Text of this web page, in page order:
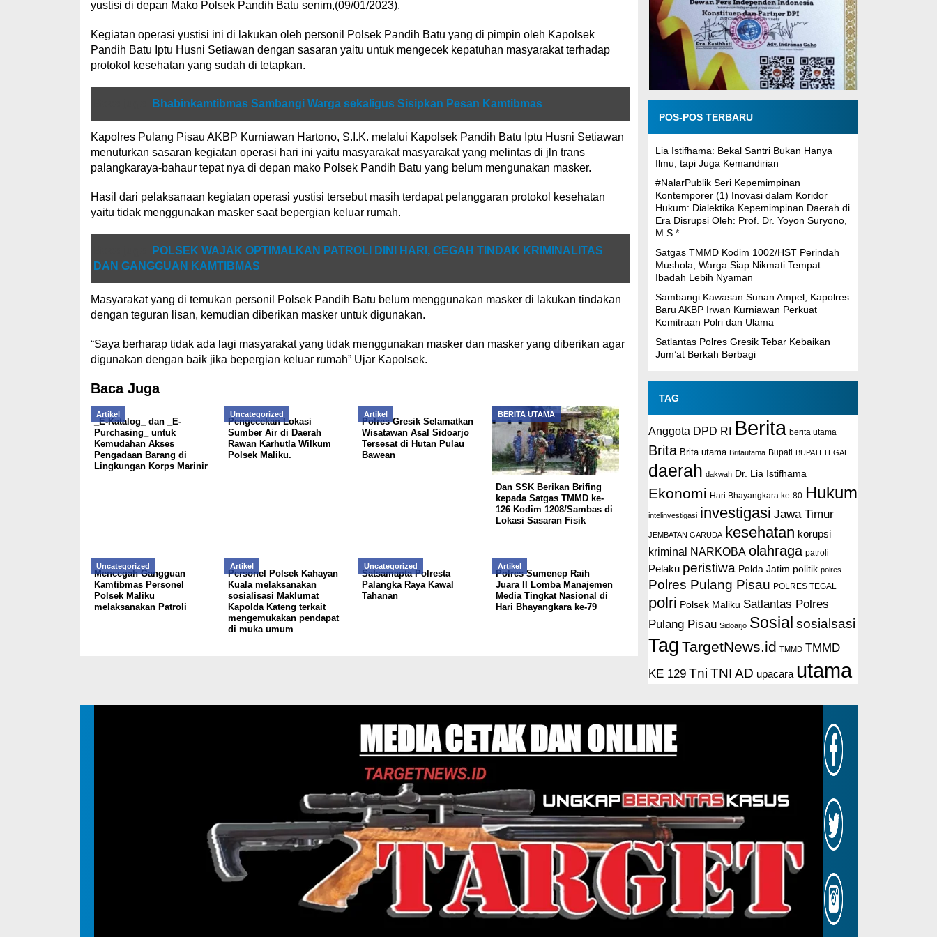
yustisi di depan Mako Polsek Pandih Batu senim,(09/01/2023).
Kegiatan operasi yustisi ini di lakukan oleh personil Polsek Pandih Batu yang di pimpin oleh Kapolsek
Pandih Batu Iptu Husni Setiawan dengan sasaran yaitu untuk mengecek kepatuhan masyarakat terhadap
protokol kesehatan yang sudah di tetapkan.
Bhabinkamtibmas Sambangi Warga sekaligus Sisipkan Pesan Kamtibmas
Kapolres Pulang Pisau AKBP Kurniawan Hartono, S.I.K. melalui Kapolsek Pandih Batu Iptu Husni Setiawan
menuturkan sasaran kegiatan operasi hari ini yaitu masyarakat masyarakat yang melintas di jln trans
palangkaraya-bahaur tepat nya di depan mako Polsek Pandih Batu yang belum mengunakan masker.
Hasil dari pelaksanaan kegiatan operasi yustisi tersebut masih terdapat pelanggaran protokol kesehatan
yaitu tidak menggunakan masker saat bepergian keluar rumah.
POLSEK WAJAK OPTIMALKAN PATROLI DINI HARI, CEGAH TINDAK KRIMINALITAS
DAN GANGGUAN KAMTIBMAS
Masyarakat yang di temukan personil Polsek Pandih Batu belum menggunakan masker di lakukan tindakan
dengan teguran lisan, kemudian diberikan masker untuk digunakan.
“Saya berharap tidak ada lagi masyarakat yang tidak menggunakan masker dan masker yang diberikan agar
digunakan dengan baik jika bepergian keluar rumah” Ujar Kapolsek.
Baca Juga
Artikel
_E-Katalog_ dan _E-
Purchasing_ untuk
Kemudahan Akses
Pengadaan Barang di
Lingkungan Korps Marinir
Uncategorized
Pengecekan Lokasi
Sumber Air di Daerah
Rawan Karhutla Wilkum
Polsek Maliku.
Artikel
Polres Gresik Selamatkan
Wisatawan Asal Sidoarjo
Tersesat di Hutan Pulau
Bawean
BERITA UTAMA
Dan SSK Berikan Brifing
kepada Satgas TMMD ke-
126 Kodim 1208/Sambas di
Lokasi Sasaran Fisik
Uncategorized
Mencegah Gangguan
Kamtibmas Personel
Polsek Maliku
melaksanakan Patroli
Artikel
Personel Polsek Kahayan
Kuala melaksanakan
sosialisasi Maklumat
Kapolda Kateng terkait
mengemukakan pendapat
di muka umum
Uncategorized
Satsamapta Polresta
Palangka Raya Kawal
Tahanan
Artikel
Polres Sumenep Raih
Juara II Lomba Manajemen
Media Tingkat Nasional di
Hari Bhayangkara ke-79
POS-POS TERBARU
Lia Istifhama: Bekal Santri Bukan Hanya
Ilmu, tapi Juga Kemandirian
#NalarPublik Seri Kepemimpinan
Kontemporer (1) Inovasi dalam Koridor
Hukum: Dialektika Kepemimpinan Daerah di
Era Disrupsi Oleh: Prof. Dr. Yoyon Suryono,
M.S.*
Satgas TMMD Kodim 1002/HST Perindah
Mushola, Warga Siap Nikmati Tempat
Ibadah Lebih Nyaman
Sambangi Kawasan Sunan Ampel, Kapolres
Baru AKBP Irwan Kurniawan Perkuat
Kemitraan Polri dan Ulama
Satlantas Polres Gresik Tebar Kebaikan
Jum’at Berkah Berbagi
TAG
Anggota DPD RI Berita berita utama
Brita Brita.utama Britautama Bupati BUPATI TEGAL
daerah dakwah Dr. Lia Istifhama
Ekonomi Hari Bhayangkara ke-80 Hukum
intelinvestigasi investigasi Jawa Timur
JEMBATAN GARUDA kesehatan korupsi
kriminal NARKOBA olahraga patroli
Pelaku peristiwa Polda Jatim politik polres
Polres Pulang Pisau POLRES TEGAL
polri Polsek Maliku Satlantas Polres
Pulang Pisau Sidoarjo Sosial sosialsasi
Tag TargetNews.id TMMD TMMD
KE 129 Tni TNI AD upacara utama